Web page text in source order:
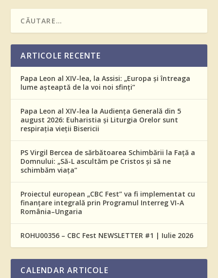
ARTICOLE RECENTE
Papa Leon al XIV-lea, la Assisi: „Europa și întreaga
lume așteaptă de la voi noi sfinți”
Papa Leon al XIV-lea la Audiența Generală din 5
august 2026: Euharistia și Liturgia Orelor sunt
respirația vieții Bisericii
PS Virgil Bercea de sărbătoarea Schimbării la Față a
Domnului: „Să-L ascultăm pe Cristos și să ne
schimbăm viața”
Proiectul european „CBC Fest” va fi implementat cu
finanțare integrală prin Programul Interreg VI-A
România–Ungaria
ROHU00356 – CBC Fest NEWSLETTER #1 | Iulie 2026
CALENDAR ARTICOLE